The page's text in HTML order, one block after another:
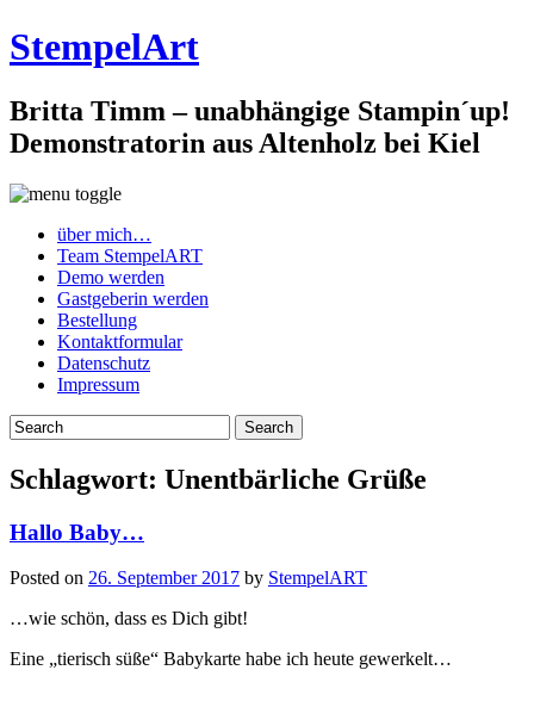
StempelArt
Britta Timm – unabhängige Stampin´up!
Demonstratorin aus Altenholz bei Kiel
über mich…
Team StempelART
Demo werden
Gastgeberin werden
Bestellung
Kontaktformular
Datenschutz
Impressum
Schlagwort: Unentbärliche Grüße
Hallo Baby…
Posted on 26. September 2017 by StempelART
…wie schön, dass es Dich gibt!
Eine „tierisch süße“ Babykarte habe ich heute gewerkelt…